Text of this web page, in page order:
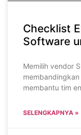
Checklist
Software
Memilih vendor
membantu tim
SELENGKAPNYA »